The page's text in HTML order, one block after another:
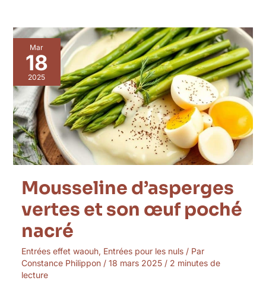
Mar
18
2025
Mousseline d’asperges
vertes et son œuf poché
nacré
Entrées effet waouh, Entrées pour les nuls/ Par
Constance Philippon / 18 mars 2025 / 2 minutes de
lecture
Mousseline
d’asperges
vertes
et
son
œuf
poché
nacré